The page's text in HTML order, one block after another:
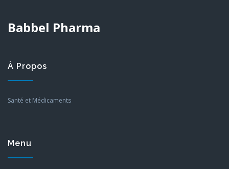
Babbel Pharma
À Propos
Santé et Médicaments
Menu